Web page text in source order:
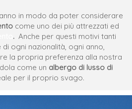
in modo da poter considerare
come uno dei più attrezzati ed
. Anche per questi motivi tanti
ogni nazionalità, ogni anno,
la propria preferenza alla nostra
come un albergo di lusso di
per il proprio svago.